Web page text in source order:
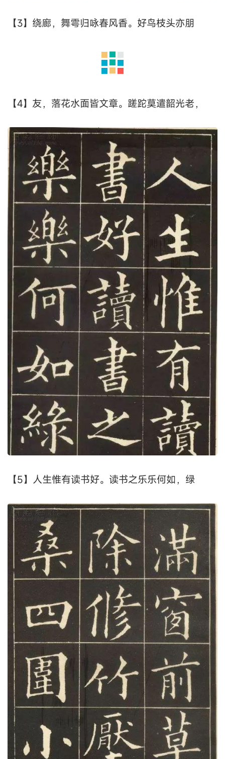
【3】绕廊，舞雩归咏春风香。好鸟枝头亦朋
【4】友，落花水面皆文章。蹉跎莫遣韶光老，
【5】人生惟有读书好。读书之乐乐何如，绿